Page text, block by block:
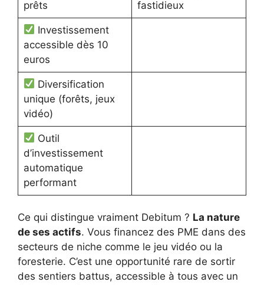
prêts
fastidieux
Investissement
accessible dès 10
euros
Diversification
unique (forêts, jeux
vidéo)
Outil
d’investissement
automatique
performant
Ce qui distingue vraiment Debitum ? La nature
de ses actifs. Vous financez des PME dans des
secteurs de niche comme le jeu vidéo ou la
foresterie. C’est une opportunité rare de sortir
des sentiers battus, accessible à tous avec un